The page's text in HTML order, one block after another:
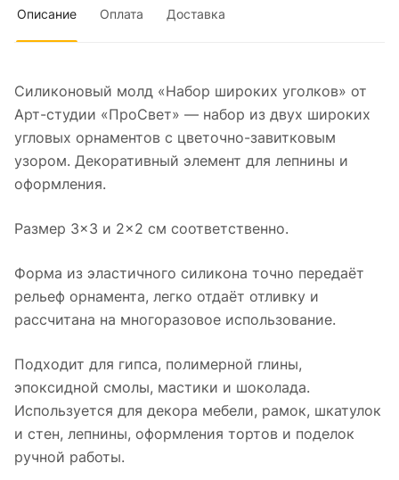
Описание Оплата Доставка
Силиконовый молд «Набор широких уголков» от
Арт-студии «ПроСвет» — набор из двух широких
угловых орнаментов с цветочно-завитковым
узором. Декоративный элемент для лепнины и
оформления.
Размер 3×3 и 2×2 см соответственно.
Форма из эластичного силикона точно передаёт
рельеф орнамента, легко отдаёт отливку и
рассчитана на многоразовое использование.
Подходит для гипса, полимерной глины,
эпоксидной смолы, мастики и шоколада.
Используется для декора мебели, рамок, шкатулок
и стен, лепнины, оформления тортов и поделок
ручной работы.